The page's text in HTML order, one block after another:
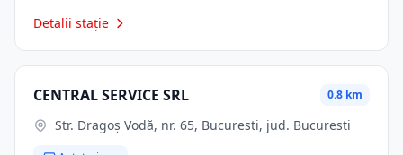
Detalii stație
CENTRAL SERVICE SRL 0.8 km
Str. Dragoş Vodă, nr. 65, Bucuresti, jud. Bucuresti